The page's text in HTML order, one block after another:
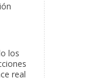
los
real